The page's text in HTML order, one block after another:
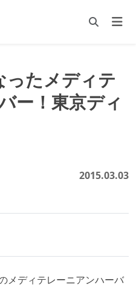
たメディテ
ー！東京ディ
2015.03.03
メディテレーニアンハーバ